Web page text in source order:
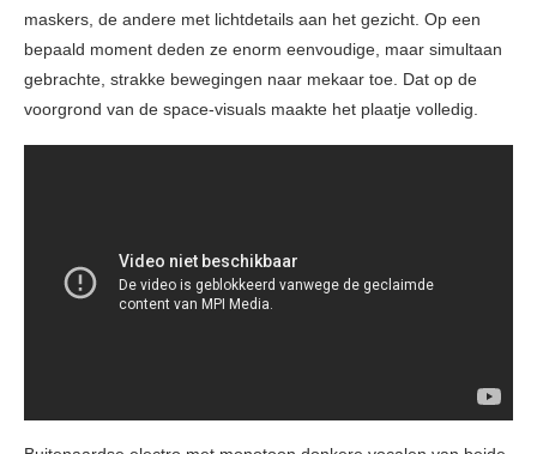
maskers, de andere met lichtdetails aan het gezicht. Op een
bepaald moment deden ze enorm eenvoudige, maar simultaan
gebrachte, strakke bewegingen naar mekaar toe. Dat op de
voorgrond van de space-visuals maakte het plaatje volledig.